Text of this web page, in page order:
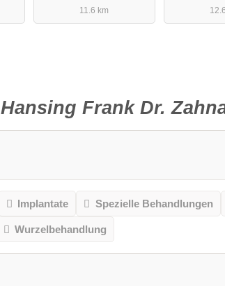
11.6 km
Hansing Frank Dr.
Implantate Spezielle Behandlungen
Wurzelbehandlung